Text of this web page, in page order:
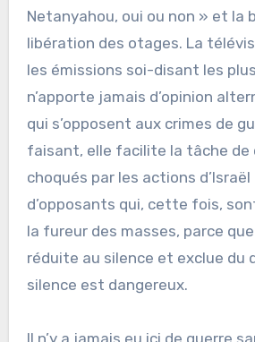
Netanyahou, oui ou non » et la
libération des otages. La
les émissions soi-disant les
n’apporte jamais d’opinion
qui s’opposent aux crimes de
faisant, elle facilite la tâche de
choqués par les actions
d’opposants qui, cette fois,
la fureur des masses, parce
réduite au silence et exclue du
silence est dangereux.